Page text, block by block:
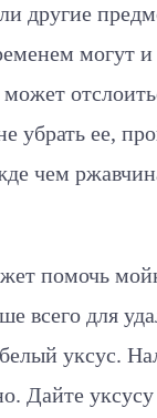
другие
могут и
убрать ее,
чем
помочь
всего для
уксус.
Дайте